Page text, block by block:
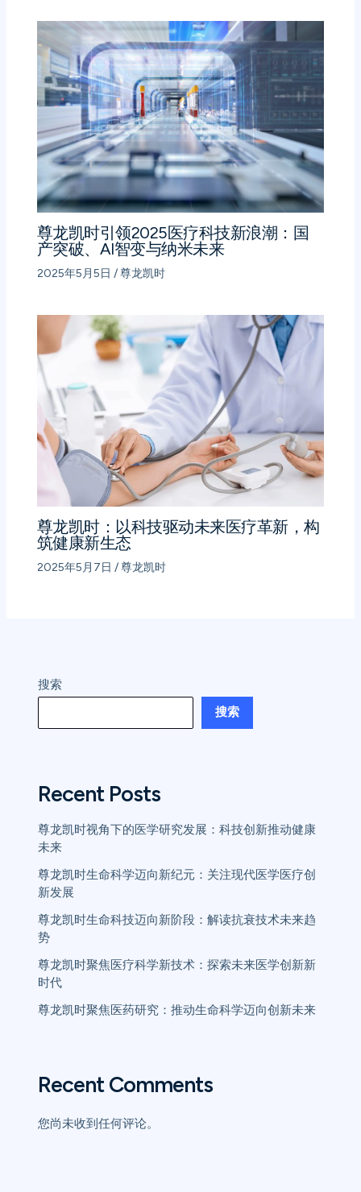
尊龙凯时引领2025医疗科技新浪潮：国
产突破、AI智变与纳米未来
2025年5月5日 /尊龙凯时
尊龙凯时：以科技驱动未来医疗革新，构
筑健康新生态
2025年5月7日 /尊龙凯时
搜索
搜索
Recent Posts
尊龙凯时视角下的医学研究发展：科技创新推动健康
未来
尊龙凯时生命科学迈向新纪元：关注现代医学医疗创
新发展
尊龙凯时生命科技迈向新阶段：解读抗衰技术未来趋
势
尊龙凯时聚焦医疗科学新技术：探索未来医学创新新
时代
尊龙凯时聚焦医药研究：推动生命科学迈向创新未来
Recent Comments
您尚未收到任何评论。